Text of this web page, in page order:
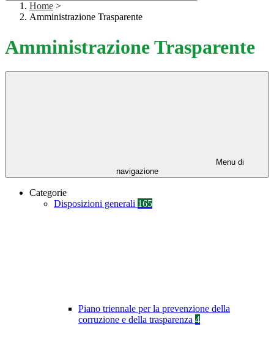
Home >
Amministrazione Trasparente
Amministrazione Trasparente
Menu di
navigazione
Categorie
Disposizioni generali 165
Piano triennale per la prevenzione della
corruzione e della trasparenza 4